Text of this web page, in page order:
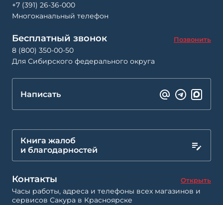
+7 (391) 26-36-000
Многоканальный телефон
Бесплатный звонок Позвонить
8 (800) 350-00-50
Для Сибирского федерального округа
Написать
Книга жалоб
и благодарностей
Контакты Открыть
Часы работы, адреса и телефоны всех магазинов и
сервисов Сакура в Красноярске